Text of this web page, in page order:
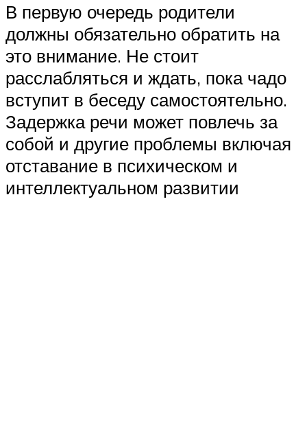
В первую очередь родители
должны обязательно обратить на
это внимание. Не стоит
расслабляться и ждать, пока чадо
вступит в беседу самостоятельно.
Задержка речи может повлечь за
собой и другие проблемы включая
отставание в психическом и
интеллектуальном развитии